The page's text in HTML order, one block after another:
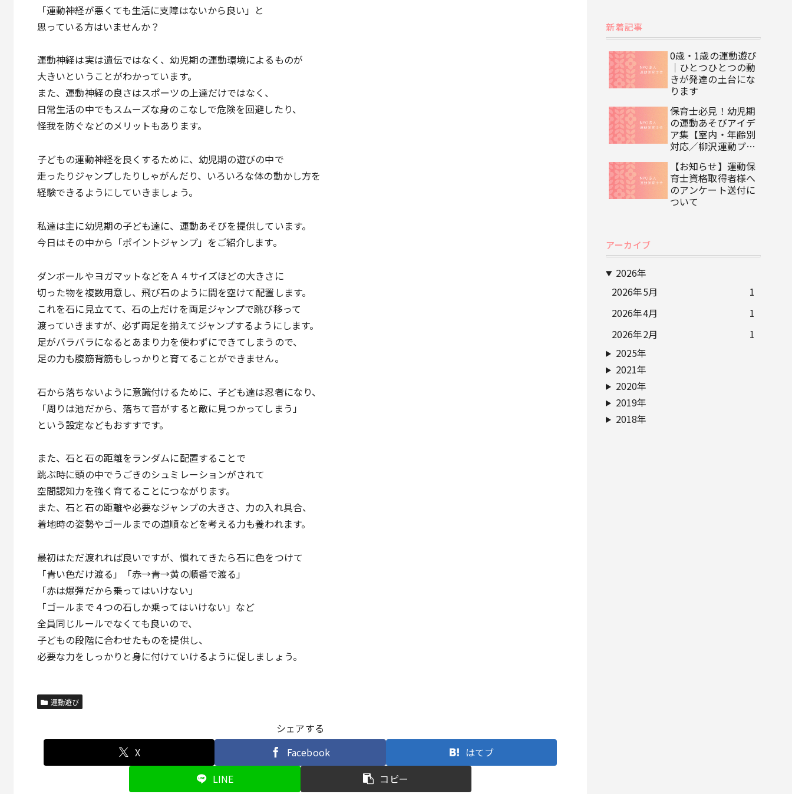
「運動神経が悪くても生活に支障はないから良い」と
思っている方はいませんか？
運動神経は実は遺伝ではなく、幼児期の運動環境によるものが
大きいということがわかっています。
また、運動神経の良さはスポーツの上達だけではなく、
日常生活の中でもスムーズな身のこなしで危険を回避したり、
怪我を防ぐなどのメリットもあります。
子どもの運動神経を良くするために、幼児期の遊びの中で
走ったりジャンプしたりしゃがんだり、いろいろな体の動かし方を
経験できるようにしていきましょう。
私達は主に幼児期の子ども達に、運動あそびを提供しています。
今日はその中から「ポイントジャンプ」をご紹介します。
ダンボールやヨガマットなどをＡ４サイズほどの大きさに
切った物を複数用意し、飛び石のように間を空けて配置します。
これを石に見立てて、石の上だけを両足ジャンプで跳び移って
渡っていきますが、必ず両足を揃えてジャンプするようにします。
足がバラバラになるとあまり力を使わずにできてしまうので、
足の力も腹筋背筋もしっかりと育てることができません。
石から落ちないように意識付けるために、子ども達は忍者になり、
「周りは池だから、落ちて音がすると敵に見つかってしまう」
という設定などもおすすです。
また、石と石の距離をランダムに配置することで
跳ぶ時に頭の中でうごきのシュミレーションがされて
空間認知力を強く育てることにつながります。
また、石と石の距離や必要なジャンプの大きさ、力の入れ具合、
着地時の姿勢やゴールまでの道順などを考える力も養われます。
最初はただ渡れれば良いですが、慣れてきたら石に色をつけて
「青い色だけ渡る」「赤→青→黄の順番で渡る」
「赤は爆弾だから乗ってはいけない」
「ゴールまで４つの石しか乗ってはいけない」など
全員同じルールでなくても良いので、
子どもの段階に合わせたものを提供し、
必要な力をしっかりと身に付けていけるように促しましょう。
運動遊び
シェアする
X
Facebook
はてブ
LINE
コピー
新着記事
0歳・1歳の運動遊び
｜ひとつひとつの動
きが発達の土台にな
ります
保育士必見！幼児期
の運動あそびアイデ
ア集【室内・年齢別
対応／柳沢運動プロ
【お知らせ】運動保
育士資格取得者様へ
のアンケート送付に
ついて
アーカイブ
2026年
2026年5月
1
2026年4月
1
2026年2月
1
2025年
2021年
2020年
2019年
2018年